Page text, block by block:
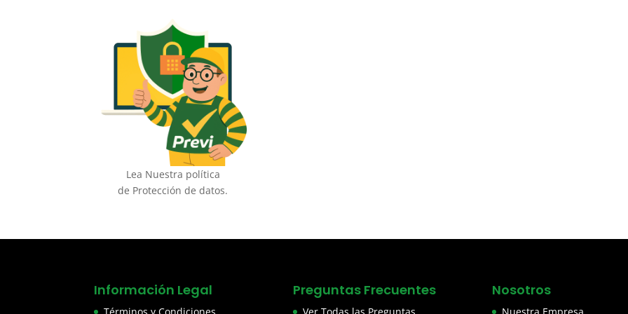
Lea Nuestra política
de Protección de datos.
Información Legal Preguntas Frecuentes Nosotros